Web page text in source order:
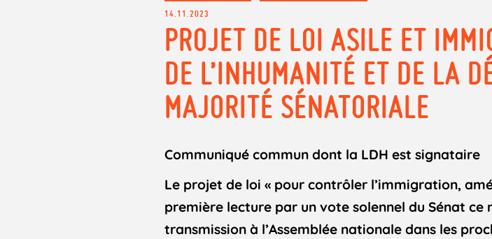
14.11.2023
PROJET DE LOI ASILE ET
DE L’INHUMANITÉ ET DE LA
MAJORITÉ SÉNATORIALE
Communiqué commun dont la LDH est signataire
Le projet de loi « pour contrôler l’immigration,
première lecture par un vote solennel du Sénat ce
transmission à l’Assemblée nationale dans les